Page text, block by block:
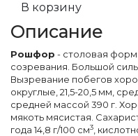
В корзину
Описание
Рошфор - столовая
созревания. Большой
Вызревание побегов
округлые, 21,5-20,5 мм,
средней массой 390 г.
мякоть мясистая.
года 14,8 г/100 см3 ,